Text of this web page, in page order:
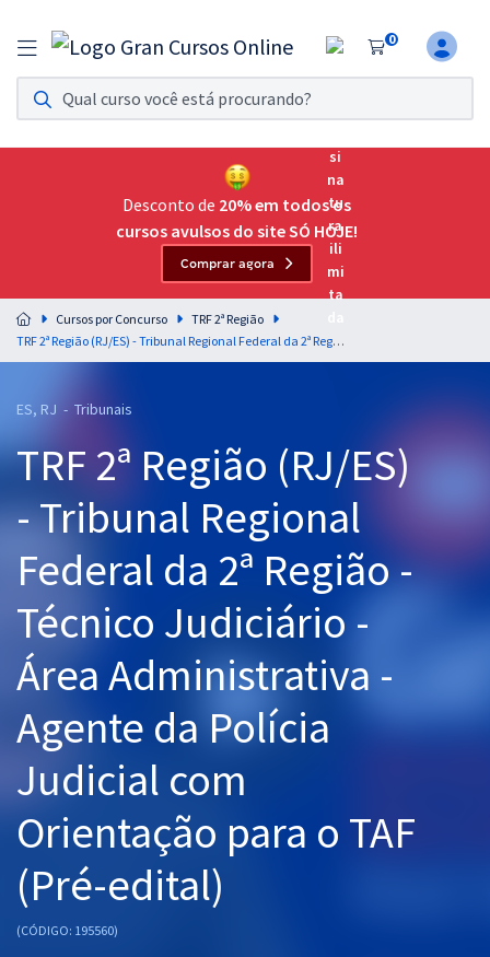
0
Assinatura Ilimitada 11
Acesso a todos os cursos. Teste grátis por 7 dias!
Assinatura OAB Até Passar
Acesso ilimitado a toda preparação para o Exame da
Residências Multiprofissionais
Preparação completa e intensiva para as principais
residências em saúde do Brasil
Cursos 20% OFF
Pós
Graduação
OAB
Mentorias
Questões grátis
Aprovados
Atendimento
Desconto de 20% em todos os
cursos avulsos do site SÓ HOJE!
Comprar agora
Cursos por Concurso
TRF 2ª Região
TRF 2ª Região (RJ/ES) - Tribunal Regional Federal da 2ª Região - Técnico Judiciário - Área Administrativa - Agente da Polícia Judicial com Orientação para o TAF (Pré-edital)
ES, RJ - Tribunais
TRF 2ª Região (RJ/ES)
- Tribunal Regional
Federal da 2ª Região -
Técnico Judiciário -
Área Administrativa -
Agente da Polícia
Judicial com
Orientação para o TAF
(Pré-edital)
(CÓDIGO: 195560)